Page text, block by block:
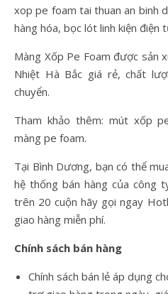
xop pe foam tai thuan an binh
hàng hóa, bọc lót linh kiện điện
Màng Xốp Pe Foam được sản
Nhiệt Hà Bắc giá rẻ, chất
chuyển.
Tham khảo thêm: mút xốp
màng pe foam.
Tại Bình Dương, bạn có thể
hệ thống bán hàng của công
trên 20 cuộn hãy gọi ngay
giao hàng miễn phí.
Chính sách bán hàng
Chính sách bán lẻ áp dụng